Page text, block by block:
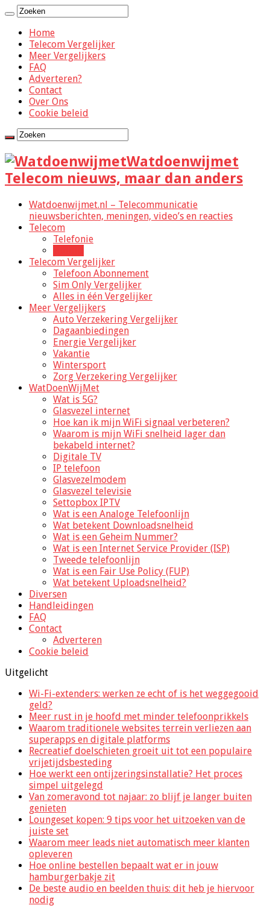
Home
Telecom Vergelijker
Meer Vergelijkers
FAQ
Adverteren?
Contact
Over Ons
Cookie beleid
Watdoenwijmet
Telecom nieuws, maar dan anders
Watdoenwijmet.nl – Telecommunicatie
nieuwsberichten, meningen, video’s en reacties
Telecom
Telefonie
Telecom Vergelijker
Telefoon Abonnement
Sim Only Vergelijker
Alles in één Vergelijker
Meer Vergelijkers
Auto Verzekering Vergelijker
Dagaanbiedingen
Energie Vergelijker
Vakantie
Wintersport
Zorg Verzekering Vergelijker
WatDoenWijMet
Wat is 5G?
Glasvezel internet
Hoe kan ik mijn WiFi signaal verbeteren?
Waarom is mijn WiFi snelheid lager dan
bekabeld internet?
Digitale TV
IP telefoon
Glasvezelmodem
Glasvezel televisie
Settopbox IPTV
Wat is een Analoge Telefoonlijn
Wat betekent Downloadsnelheid
Wat is een Geheim Nummer?
Wat is een Internet Service Provider (ISP)
Tweede telefoonlijn
Wat is een Fair Use Policy (FUP)
Wat betekent Uploadsnelheid?
Diversen
Handleidingen
FAQ
Contact
Adverteren
Cookie beleid
Uitgelicht
Wi-Fi-extenders: werken ze echt of is het weggegooid
geld?
Meer rust in je hoofd met minder telefoonprikkels
Waarom traditionele websites terrein verliezen aan
superapps en digitale platforms
Recreatief doelschieten groeit uit tot een populaire
vrijetijdsbesteding
Hoe werkt een ontijzeringsinstallatie? Het proces
simpel uitgelegd
Van zomeravond tot najaar: zo blijf je langer buiten
genieten
Loungeset kopen: 9 tips voor het uitzoeken van de
juiste set
Waarom meer leads niet automatisch meer klanten
opleveren
Hoe online bestellen bepaalt wat er in jouw
hamburgerbakje zit
De beste audio en beelden thuis: dit heb je hiervoor
nodig